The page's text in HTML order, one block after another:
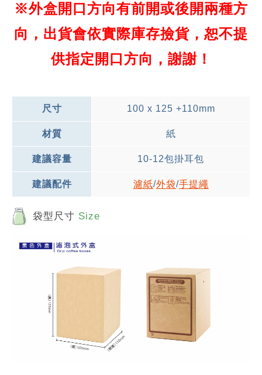
※外盒開口方向有前開或後開兩種方
向，出貨會依實際庫存撿貨，恕不提
供指定開口方向，謝謝！
尺寸 100 x 125 +110mm
材質 紙
建議容量 10-12包掛耳包
建議配件 濾紙/外袋/手提繩
袋型尺寸 Size